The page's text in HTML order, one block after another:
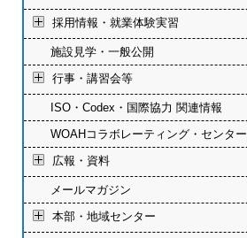
採用情報・就業体験実習
施設見学・一般公開
行事・講習会等
ISO・Codex・国際協力 関連情報
WOAHコラボレーティング・センター
広報・資料
メールマガジン
本部・地域センター